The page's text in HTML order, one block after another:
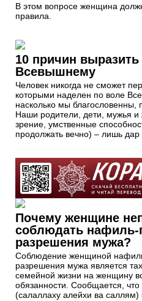
В этом вопросе женщина
правила.
10 причин выразить
Всевышнему
Человек никогда не сможет
которыми наделен по воле
насколько мы благословенны,
Наши родители, дети, мужья и
зрение, умственные
продолжать вечно) – лишь
Почему женщине
соблюдать нафиль-
разрешения мужа?
Соблюдение женщиной
разрешения мужа является
семейной жизни на женщину
обязанности. Сообщается,
(салаллаху алейхи ва саллям)